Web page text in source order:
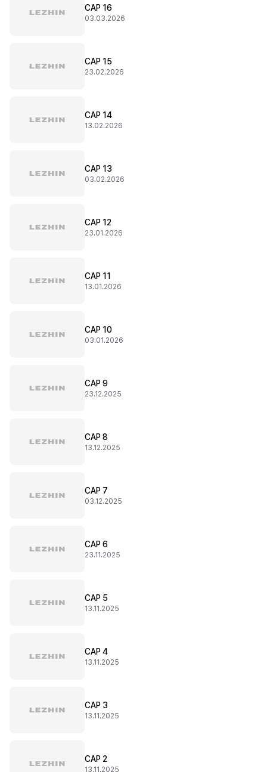
CAP 16
03.03.2026
CAP 15
23.02.2026
CAP 14
13.02.2026
CAP 13
03.02.2026
CAP 12
23.01.2026
CAP 11
13.01.2026
CAP 10
03.01.2026
CAP 9
23.12.2025
CAP 8
13.12.2025
CAP 7
03.12.2025
CAP 6
23.11.2025
CAP 5
13.11.2025
CAP 4
13.11.2025
CAP 3
13.11.2025
CAP 2
13.11.2025